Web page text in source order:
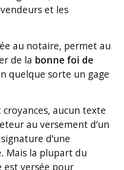
et les
au notaire, permet au
de la bonne foi de
quelque sorte un gage
aucun texte
au versement d’un
d’une
Mais la plupart du
est versée pour